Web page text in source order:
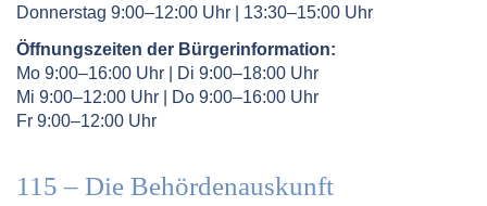
Donnerstag 9:00–12:00 Uhr | 13:30–15:00 Uhr
Öffnungszeiten der Bürgerinformation:
Mo 9:00–16:00 Uhr | Di 9:00–18:00 Uhr
Mi 9:00–12:00 Uhr | Do 9:00–16:00 Uhr
Fr 9:00–12:00 Uhr
115 – Die Behördenauskunft